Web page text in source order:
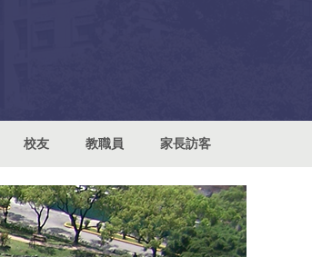
校友 教職員 家長訪客